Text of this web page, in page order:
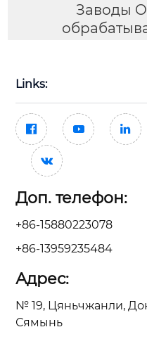
Заводы
Links:
  

Доп. телефон:
+86-15880223078
+86-13959235484
Адрес:
№ 19, Цяньчжанли,
Сямынь